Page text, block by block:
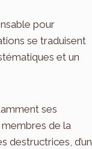
pour
se traduisent
et un
ses
de la
destructrices, d’un